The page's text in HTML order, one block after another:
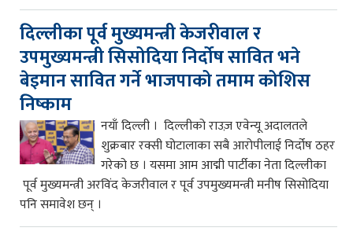
दिल्लीका पूर्व मुख्यमन्त्री केजरीवाल र
उपमुख्यमन्त्री सिसोदिया निर्दोष सावित भने
बेइमान सावित गर्ने भाजपाको तमाम कोशिस
निष्काम
नयाँ दिल्ली । दिल्लीको राउज़ एवेन्यू अदालतले
शुक्रबार रक्सी घोटालाका सबै आरोपीलाई निर्दोष ठहर
गरेको छ । यसमा आम आद्मी पार्टीका नेता दिल्लीका
पूर्व मुख्यमन्त्री अरविंद केजरीवाल र पूर्व उपमुख्यमन्त्री मनीष सिसोदिया
पनि समावेश छन् ।